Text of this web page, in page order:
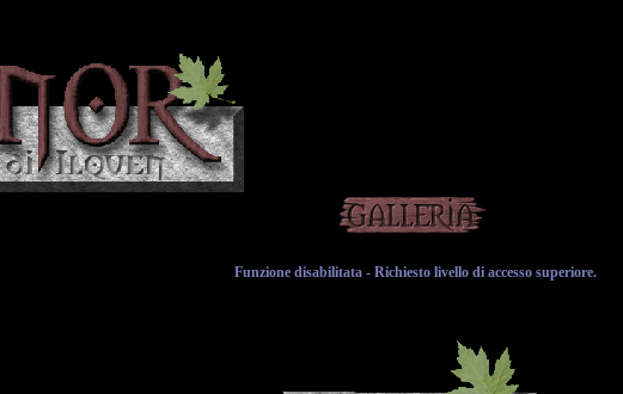
Funzione disabilitata - Richiesto livello di accesso superiore.